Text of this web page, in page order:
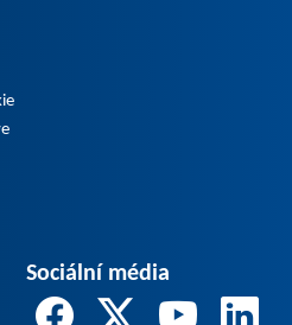
Sociální média